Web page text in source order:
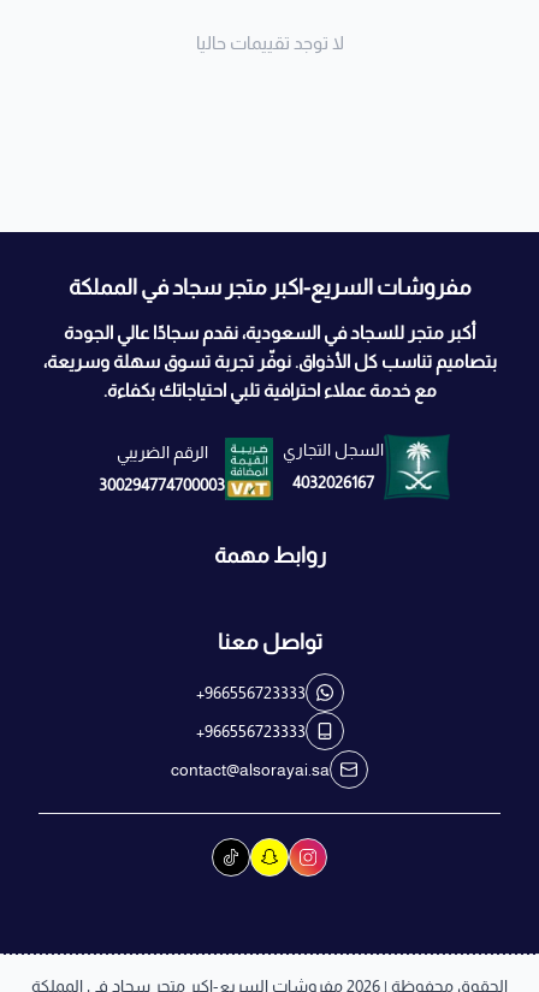
لا توجد تقييمات حاليا
مفروشات السريع-اكبر متجر سجاد في المملكة
أكبر متجر للسجاد في السعودية، نقدم سجادًا عالي الجودة
بتصاميم تناسب كل الأذواق. نوفّر تجربة تسوق سهلة وسريعة،
مع خدمة عملاء احترافية تلبي احتياجاتك بكفاءة.
السجل التجاري
4032026167
الرقم الضريبي
300294774700003
روابط مهمة
تواصل معنا
+966556723333
+966556723333
contact@alsorayai.sa
الحقوق محفوظة | 2026 مفروشات السريع-اكبر متجر سجاد في المملكة